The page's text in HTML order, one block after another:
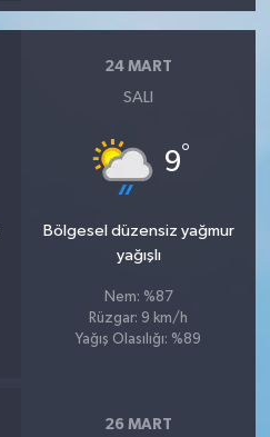
24 MART
SALI
9°
Bölgesel düzensiz yağmur
yağışlı
Nem: %87
Rüzgar: 9 km/h
Yağış Olasılığı: %89
26 MART